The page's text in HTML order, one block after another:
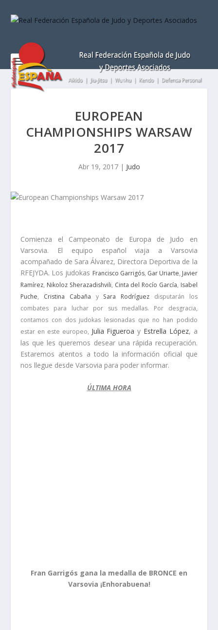
este
incluye
sistema
EUROPEAN
CHAMPIONSHIPS WARSAW
2017
Abr 19, 2017| Judo
Comienza el Campeonato de Europa de Judo en
Varsovia. El equipo español viaja a Varsovia
acompañado de Sara Álvarez, Directora Deportiva de la
RFEJYDA. Los judokas Francisco Garrigós, Gar Uriarte, Javier
Ramírez, Nikoloz Sherazadishvili, Cinta del Rocío García, Isabel
Puche, Cristina Cabaña y Sara Rodríguez disputarán los
combates para luchar por sus medallas. Por desgracia,
contamos con dos judokas lesionadas que no han podido
estar en este europeo, Julia Figueroa y Estrella López, a
las que les queremos desear una rápida recuperación.
Estaremos atentos a todo la información oficial que
nos llegue desde Varsovia para poder informar.
ÚLTIMA HORA
Fran Garrigós gana la medalla de BRONCE en
Varsovia ¡Enhorabuena!